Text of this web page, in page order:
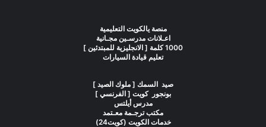
منصة يالكويت التعليمية
اعـلانات مدرسـين مجـانية
1000 كلمة [ الانجليزية للمبتدئين ]
تعليم قيادة السيارات
صيد السمك [ ملوك الصيد ]
بونجور كويت [ الفرنسي ]
مدرس أيلتس
مكتب ترجـمة معـتمد
خدمات الكويت (كويت24)